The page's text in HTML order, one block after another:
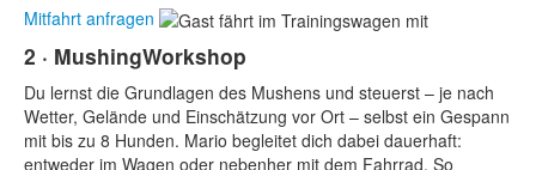
Mitfahrt anfragen
2 · MushingWorkshop
Du lernst die Grundlagen des Mushens und steuerst – je nach
Wetter, Gelände und Einschätzung vor Ort – selbst ein Gespann
mit bis zu 8 Hunden. Mario begleitet dich dabei dauerhaft:
entweder im Wagen oder nebenher mit dem Fahrrad. So